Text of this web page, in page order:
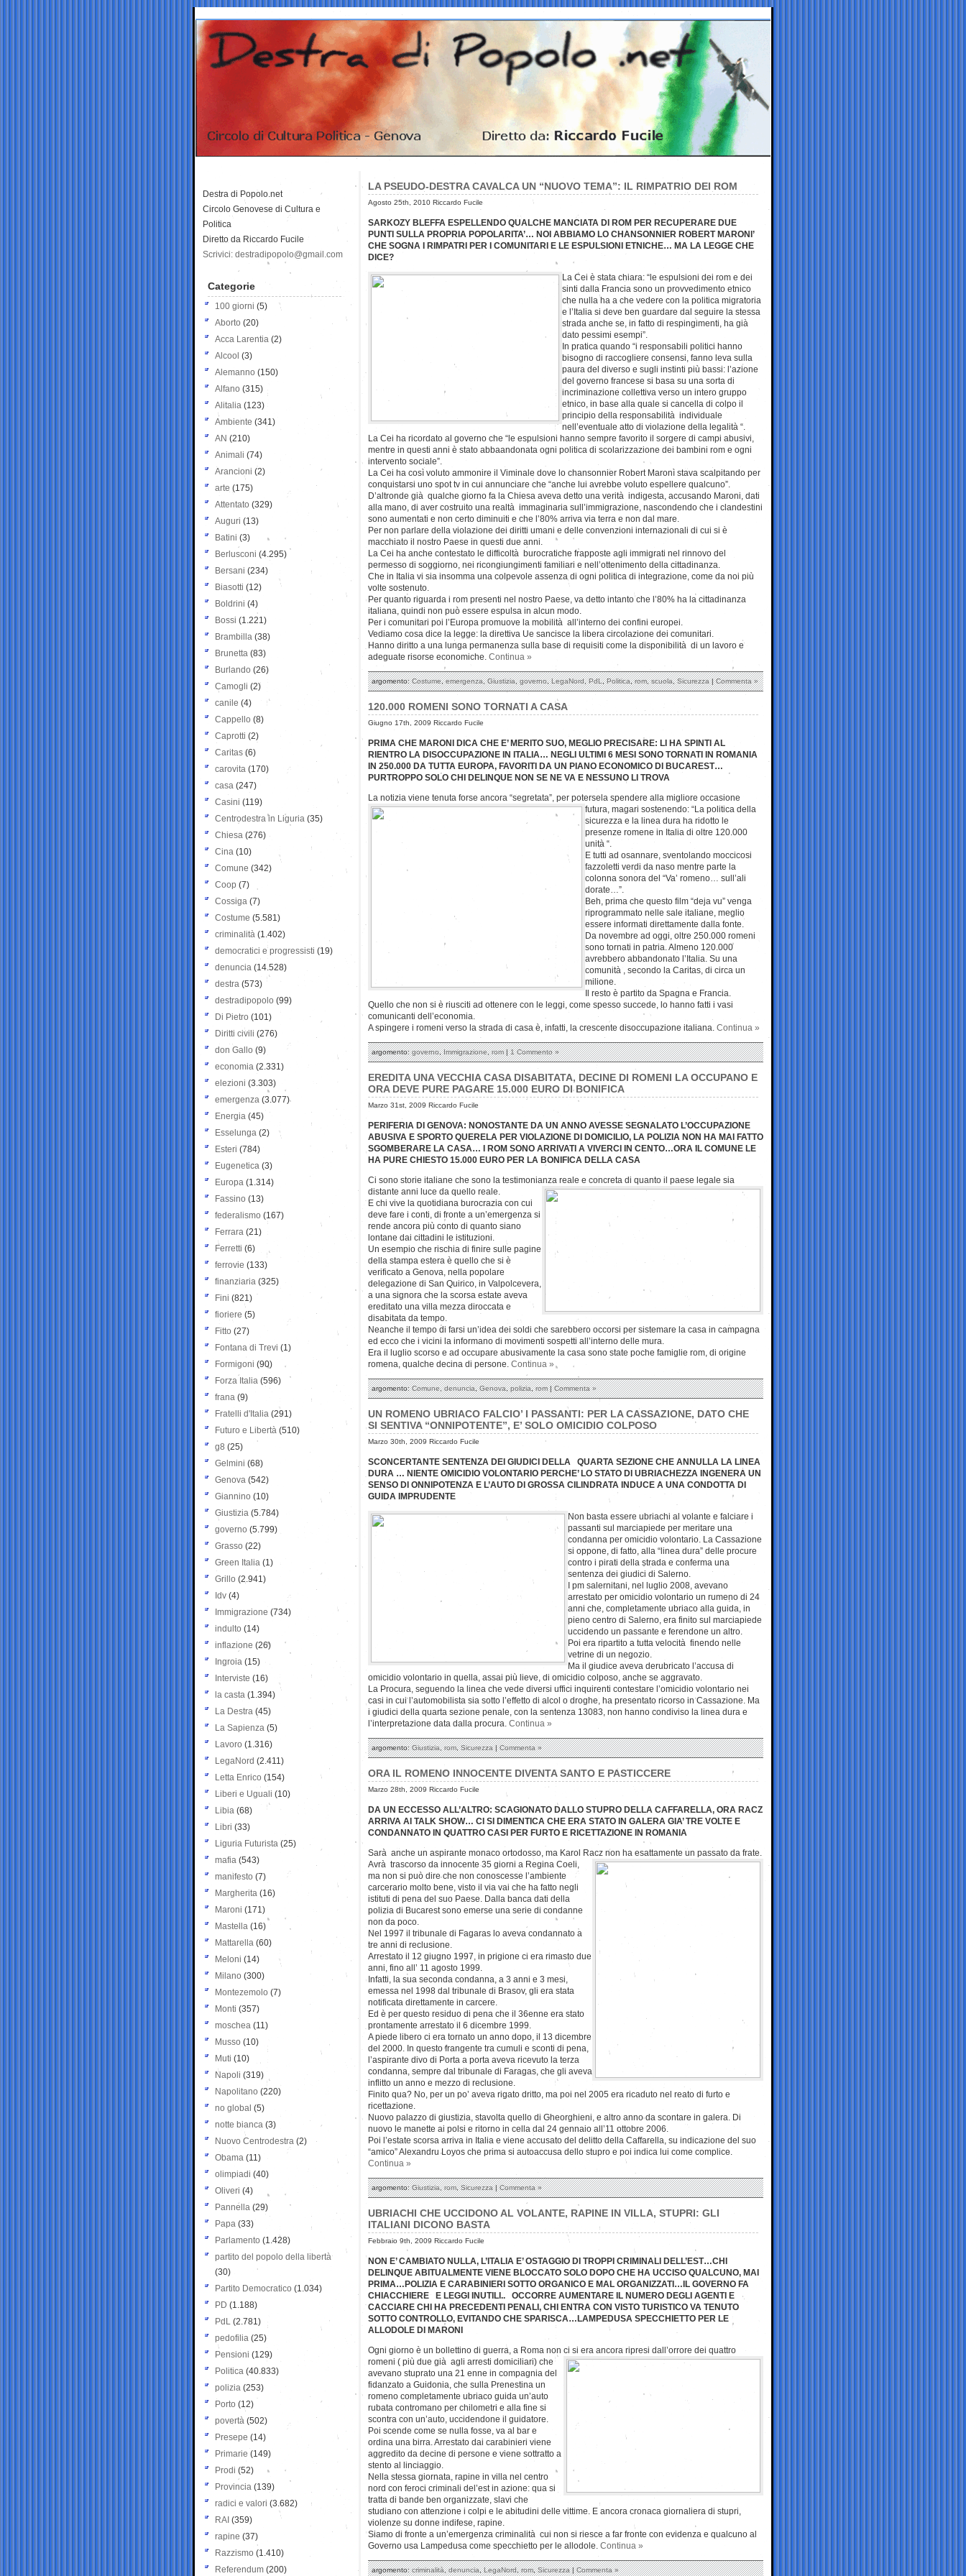
LA PSEUDO-DESTRA CAVALCA UN “NUOVO TEMA”: IL RIMPATRIO DEI ROM
Agosto 25th, 2010 Riccardo Fucile
SARKOZY BLEFFA ESPELLENDO QUALCHE MANCIATA DI ROM PER RECUPERARE DUE
PUNTI SULLA PROPRIA POPOLARITA’… NOI ABBIAMO LO CHANSONNIER ROBERT MARONI’
CHE SOGNA I RIMPATRI PER I COMUNITARI E LE ESPULSIONI ETNICHE… MA LA LEGGE CHE
DICE?
La Cei è stata chiara: “le espulsioni dei rom e dei
sinti dalla Francia sono un provvedimento etnico
che nulla ha a che vedere con la politica migratoria
e l’Italia si deve ben guardare dal seguire la stessa
strada anche se, in fatto di respingimenti, ha già
dato pessimi esempi”.
In pratica quando “i responsabili politici hanno
bisogno di raccogliere consensi, fanno leva sulla
paura del diverso e sugli instinti più bassi: l’azione
del governo francese si basa su una sorta di
incriminazione collettiva verso un intero gruppo
etnico, in base alla quale si cancella di colpo il
principio della responsabilità individuale
nell’eventuale atto di violazione della legalità “.
La Cei ha ricordato al governo che “le espulsioni hanno sempre favorito il sorgere di campi abusivi,
mentre in questi anni è stato abbaandonata ogni politica di scolarizzazione dei bambini rom e ogni
intervento sociale”.
La Cei ha così voluto ammonire il Viminale dove lo chansonnier Robert Maronì stava scalpitando per
conquistarsi uno spot tv in cui annunciare che “anche lui avrebbe voluto espellere qualcuno”.
D’altronde già qualche giorno fa la Chiesa aveva detto una verità indigesta, accusando Maroni, dati
alla mano, di aver costruito una realtà immaginaria sull’immigrazione, nascondendo che i clandestini
sono aumentati e non certo diminuiti e che l’80% arriva via terra e non dal mare.
Per non parlare della violazione dei diritti umani e delle convenzioni internazionali di cui si è
macchiato il nostro Paese in questi due anni.
La Cei ha anche contestato le difficoltà burocratiche frapposte agli immigrati nel rinnovo del
permesso di soggiorno, nei ricongiungimenti familiari e nell’ottenimento della cittadinanza.
Che in Italia vi sia insomma una colpevole assenza di ogni politica di integrazione, come da noi più
volte sostenuto.
Per quanto riguarda i rom presenti nel nostro Paese, va detto intanto che l’80% ha la cittadinanza
italiana, quindi non può essere espulsa in alcun modo.
Per i comunitari poi l’Europa promuove la mobilità all’interno dei confini europei.
Vediamo cosa dice la legge: la direttiva Ue sancisce la libera circolazione dei comunitari.
Hanno diritto a una lunga permanenza sulla base di requisiti come la disponibilità di un lavoro e
adeguate risorse economiche. Continua »
argomento:Costume,emergenza,Giustizia,governo,LegaNord,PdL,Politica,rom,scuola,Sicurezza|Commenta »
120.000 ROMENI SONO TORNATI A CASA
Giugno 17th, 2009 Riccardo Fucile
PRIMA CHE MARONI DICA CHE E’ MERITO SUO, MEGLIO PRECISARE: LI HA SPINTI AL
RIENTRO LA DISOCCUPAZIONE IN ITALIA… NEGLI ULTIMI 6 MESI SONO TORNATI IN ROMANIA
IN 250.000 DA TUTTA EUROPA, FAVORITI DA UN PIANO ECONOMICO DI BUCAREST…
PURTROPPO SOLO CHI DELINQUE NON SE NE VA E NESSUNO LI TROVA
La notizia viene tenuta forse ancora “segretata”, per potersela spendere alla migliore occasione
futura, magari sostenendo: “La politica della
sicurezza e la linea dura ha ridotto le
presenze romene in Italia di oltre 120.000
unità “.
E tutti ad osannare, sventolando moccicosi
fazzoletti verdi da naso mentre parte la
colonna sonora del “Va’ romeno… sull’ali
dorate…”.
Beh, prima che questo film “deja vu” venga
riprogrammato nelle sale italiane, meglio
essere informati direttamente dalla fonte.
Da novembre ad oggi, oltre 250.000 romeni
sono tornati in patria. Almeno 120.000
avrebbero abbandonato l’Italia. Su una
comunità , secondo la Caritas, di circa un
milione.
Il resto è partito da Spagna e Francia.
Quello che non si è riusciti ad ottenere con le leggi, come spesso succede, lo hanno fatti i vasi
comunicanti dell’economia.
A spingere i romeni verso la strada di casa è, infatti, la crescente disoccupazione italiana. Continua »
argomento:governo,Immigrazione,rom|1 Commento »
EREDITA UNA VECCHIA CASA DISABITATA, DECINE DI ROMENI LA OCCUPANO E
ORA DEVE PURE PAGARE 15.000 EURO DI BONIFICA
Marzo 31st, 2009 Riccardo Fucile
PERIFERIA DI GENOVA: NONOSTANTE DA UN ANNO AVESSE SEGNALATO L’OCCUPAZIONE
ABUSIVA E SPORTO QUERELA PER VIOLAZIONE DI DOMICILIO, LA POLIZIA NON HA MAI FATTO
SGOMBERARE LA CASA… I ROM SONO ARRIVATI A VIVERCI IN CENTO…ORA IL COMUNE LE
HA PURE CHIESTO 15.000 EURO PER LA BONIFICA DELLA CASA
Ci sono storie italiane che sono la testimonianza reale e concreta di quanto il paese legale sia
distante anni luce da quello reale.
E chi vive la quotidiana burocrazia con cui
deve fare i conti, di fronte a un’emergenza si
rende ancora più conto di quanto siano
lontane dai cittadini le istituzioni.
Un esempio che rischia di finire sulle pagine
della stampa estera è quello che si è
verificato a Genova, nella popolare
delegazione di San Quirico, in Valpolcevera,
a una signora che la scorsa estate aveva
ereditato una villa mezza diroccata e
disabitata da tempo.
Neanche il tempo di farsi un’idea dei soldi che sarebbero occorsi per sistemare la casa in campagna
ed ecco che i vicini la informano di movimenti sospetti all’interno delle mura.
Era il luglio scorso e ad occupare abusivamente la casa sono state poche famiglie rom, di origine
romena, qualche decina di persone. Continua »
argomento:Comune,denuncia,Genova,polizia,rom|Commenta »
UN ROMENO UBRIACO FALCIO’ I PASSANTI: PER LA CASSAZIONE, DATO CHE
SI SENTIVA “ONNIPOTENTE”, E’ SOLO OMICIDIO COLPOSO
Marzo 30th, 2009 Riccardo Fucile
SCONCERTANTE SENTENZA DEI GIUDICI DELLA QUARTA SEZIONE CHE ANNULLA LA LINEA
DURA … NIENTE OMICIDIO VOLONTARIO PERCHE’ LO STATO DI UBRIACHEZZA INGENERA UN
SENSO DI ONNIPOTENZA E L’AUTO DI GROSSA CILINDRATA INDUCE A UNA CONDOTTA DI
GUIDA IMPRUDENTE
Non basta essere ubriachi al volante e falciare i
passanti sul marciapiede per meritare una
condanna per omicidio volontario. La Cassazione
si oppone, di fatto, alla “linea dura” delle procure
contro i pirati della strada e conferma una
sentenza dei giudici di Salerno.
I pm salernitani, nel luglio 2008, avevano
arrestato per omicidio volontario un rumeno di 24
anni che, completamente ubriaco alla guida, in
pieno centro di Salerno, era finito sul marciapiede
uccidendo un passante e ferendone un altro.
Poi era ripartito a tutta velocità finendo nelle
vetrine di un negozio.
Ma il giudice aveva derubricato l’accusa di
omicidio volontario in quella, assai più lieve, di omicidio colposo, anche se aggravato.
La Procura, seguendo la linea che vede diversi uffici inquirenti contestare l’omicidio volontario nei
casi in cui l’automobilista sia sotto l’effetto di alcol o droghe, ha presentato ricorso in Cassazione. Ma
i giudici della quarta sezione penale, con la sentenza 13083, non hanno condiviso la linea dura e
l’interpretazione data dalla procura. Continua »
argomento:Giustizia,rom,Sicurezza|Commenta »
ORA IL ROMENO INNOCENTE DIVENTA SANTO E PASTICCERE
Marzo 28th, 2009 Riccardo Fucile
DA UN ECCESSO ALL’ALTRO: SCAGIONATO DALLO STUPRO DELLA CAFFARELLA, ORA RACZ
ARRIVA AI TALK SHOW… CI SI DIMENTICA CHE ERA STATO IN GALERA GIA’ TRE VOLTE E
CONDANNATO IN QUATTRO CASI PER FURTO E RICETTAZIONE IN ROMANIA
Sarà anche un aspirante monaco ortodosso, ma Karol Racz non ha esattamente un passato da frate.
Avrà trascorso da innocente 35 giorni a Regina Coeli,
ma non si può dire che non conoscesse l’ambiente
carcerario molto bene, visto il via vai che ha fatto negli
istituti di pena del suo Paese. Dalla banca dati della
polizia di Bucarest sono emerse una serie di condanne
non da poco.
Nel 1997 il tribunale di Fagaras lo aveva condannato a
tre anni di reclusione.
Arrestato il 12 giugno 1997, in prigione ci era rimasto due
anni, fino all’ 11 agosto 1999.
Infatti, la sua seconda condanna, a 3 anni e 3 mesi,
emessa nel 1998 dal tribunale di Brasov, gli era stata
notificata direttamente in carcere.
Ed è per questo residuo di pena che il 36enne era stato
prontamente arrestato il 6 dicembre 1999.
A piede libero ci era tornato un anno dopo, il 13 dicembre
del 2000. In questo frangente tra cumuli e sconti di pena,
l’aspirante divo di Porta a porta aveva ricevuto la terza
condanna, sempre dal tribunale di Faragas, che gli aveva
inflitto un anno e mezzo di reclusione.
Finito qua? No, per un po’ aveva rigato dritto, ma poi nel 2005 era ricaduto nel reato di furto e
ricettazione.
Nuovo palazzo di giustizia, stavolta quello di Gheorghieni, e altro anno da scontare in galera. Di
nuovo le manette ai polsi e ritorno in cella dal 24 gennaio all’11 ottobre 2006.
Poi l’estate scorsa arriva in Italia e viene accusato del delitto della Caffarella, su indicazione del suo
“amico” Alexandru Loyos che prima si autoaccusa dello stupro e poi indica lui come complice.
Continua »
argomento:Giustizia,rom,Sicurezza|Commenta »
UBRIACHI CHE UCCIDONO AL VOLANTE, RAPINE IN VILLA, STUPRI: GLI
ITALIANI DICONO BASTA
Febbraio 9th, 2009 Riccardo Fucile
NON E’ CAMBIATO NULLA, L’ITALIA E’ OSTAGGIO DI TROPPI CRIMINALI DELL’EST…CHI
DELINQUE ABITUALMENTE VIENE BLOCCATO SOLO DOPO CHE HA UCCISO QUALCUNO, MAI
PRIMA…POLIZIA E CARABINIERI SOTTO ORGANICO E MAL ORGANIZZATI…IL GOVERNO FA
CHIACCHIERE E LEGGI INUTILI.. OCCORRE AUMENTARE IL NUMERO DEGLI AGENTI E
CACCIARE CHI HA PRECEDENTI PENALI, CHI ENTRA CON VISTO TURISTICO VA TENUTO
SOTTO CONTROLLO, EVITANDO CHE SPARISCA…LAMPEDUSA SPECCHIETTO PER LE
ALLODOLE DI MARONI
Ogni giorno è un bollettino di guerra, a Roma non ci si era ancora ripresi dall’orrore dei quattro
romeni ( più due già agli arresti domiciliari) che
avevano stuprato una 21 enne in compagnia del
fidanzato a Guidonia, che sulla Prenestina un
romeno completamente ubriaco guida un’auto
rubata contromano per chilometri e alla fine si
scontra con un’auto, uccidendone il guidatore.
Poi scende come se nulla fosse, va al bar e
ordina una birra. Arrestato dai carabinieri viene
aggredito da decine di persone e viene sottratto a
stento al linciaggio.
Nella stessa giornata, rapine in villa nel centro
nord con feroci criminali del’est in azione: qua si
tratta di bande ben organizzate, slavi che
studiano con attenzione i colpi e le abitudini delle vittime. E ancora cronaca giornaliera di stupri,
violenze su donne indifese, rapine.
Siamo di fronte a un’emergenza criminalità cui non si riesce a far fronte con evidenza e qualcuno al
Governo usa Lampedusa come specchietto per le allodole. Continua »
argomento:criminalità,denuncia,LegaNord,rom,Sicurezza|Commenta »
Destra di Popolo.net
Circolo Genovese di Cultura e
Politica
Diretto da Riccardo Fucile
Scrivici: destradipopolo@gmail.com
Categorie
100 giorni (5)
Aborto (20)
Acca Larentia (2)
Alcool (3)
Alemanno (150)
Alfano (315)
Alitalia (123)
Ambiente (341)
AN (210)
Animali (74)
Arancioni (2)
arte (175)
Attentato (329)
Auguri (13)
Batini (3)
Berlusconi (4.295)
Bersani (234)
Biasotti (12)
Boldrini (4)
Bossi (1.221)
Brambilla (38)
Brunetta (83)
Burlando (26)
Camogli (2)
canile (4)
Cappello (8)
Caprotti (2)
Caritas (6)
carovita (170)
casa (247)
Casini (119)
Centrodestra in Liguria (35)
Chiesa (276)
Cina (10)
Comune (342)
Coop (7)
Cossiga (7)
Costume (5.581)
criminalità (1.402)
democratici e progressisti (19)
denuncia (14.528)
destra (573)
destradipopolo (99)
Di Pietro (101)
Diritti civili (276)
don Gallo (9)
economia (2.331)
elezioni (3.303)
emergenza (3.077)
Energia (45)
Esselunga (2)
Esteri (784)
Eugenetica (3)
Europa (1.314)
Fassino (13)
federalismo (167)
Ferrara (21)
Ferretti (6)
ferrovie (133)
finanziaria (325)
Fini (821)
fioriere (5)
Fitto (27)
Fontana di Trevi (1)
Formigoni (90)
Forza Italia (596)
frana (9)
Fratelli d'Italia (291)
Futuro e Libertà (510)
g8 (25)
Gelmini (68)
Genova (542)
Giannino (10)
Giustizia (5.784)
governo (5.799)
Grasso (22)
Green Italia (1)
Grillo (2.941)
Idv (4)
Immigrazione (734)
indulto (14)
inflazione (26)
Ingroia (15)
Interviste (16)
la casta (1.394)
La Destra (45)
La Sapienza (5)
Lavoro (1.316)
LegaNord (2.411)
Letta Enrico (154)
Liberi e Uguali (10)
Libia (68)
Libri (33)
Liguria Futurista (25)
mafia (543)
manifesto (7)
Margherita (16)
Maroni (171)
Mastella (16)
Mattarella (60)
Meloni (14)
Milano (300)
Montezemolo (7)
Monti (357)
moschea (11)
Musso (10)
Muti (10)
Napoli (319)
Napolitano (220)
no global (5)
notte bianca (3)
Nuovo Centrodestra (2)
Obama (11)
olimpiadi (40)
Oliveri (4)
Pannella (29)
Papa (33)
Parlamento (1.428)
partito del popolo della libertà
(30)
Partito Democratico (1.034)
PD (1.188)
PdL (2.781)
pedofilia (25)
Pensioni (129)
Politica (40.833)
polizia (253)
Porto (12)
povertà (502)
Presepe (14)
Primarie (149)
Prodi (52)
Provincia (139)
radici e valori (3.682)
RAI (359)
rapine (37)
Razzismo (1.410)
Referendum (200)